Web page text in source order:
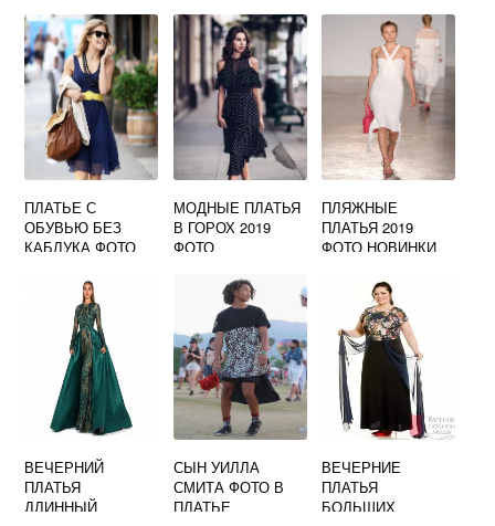
ПЛАТЬЕ С
ОБУВЬЮ БЕЗ
КАБЛУКА ФОТО
МОДНЫЕ ПЛАТЬЯ
В ГОРОХ 2019
ФОТО
ПЛЯЖНЫЕ
ПЛАТЬЯ 2019
ФОТО НОВИНКИ
ВЕЧЕРНИЙ
ПЛАТЬЯ
ДЛИННЫЙ
СЫН УИЛЛА
СМИТА ФОТО В
ПЛАТЬЕ
ВЕЧЕРНИЕ
ПЛАТЬЯ
БОЛЬШИХ